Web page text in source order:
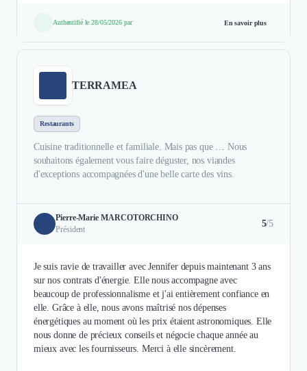
Authentifié le 28/05/2026 par En savoir plus
TERRAMEA
Restaurants
Cuisine traditionnelle et familiale. Mais pas que … Nous
souhaitons également vous faire déguster, nos viandes
d'exceptions accompagnées d'une belle carte des vins.
Pierre-Marie MARCOTORCHINO
Président
5/5
Je suis ravie de travailler avec Jennifer depuis maintenant 3 ans
sur nos contrats d'énergie. Elle nous accompagne avec
beaucoup de professionnalisme et j'ai entièrement confiance en
elle. Grâce à elle, nous avons maîtrisé nos dépenses
énergétiques au moment où les prix étaient astronomiques. Elle
nous donne de précieux conseils et négocie chaque année au
mieux avec les fournisseurs. Merci à elle sincèrement.